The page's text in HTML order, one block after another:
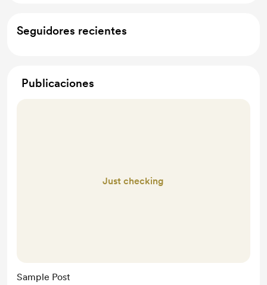
Seguidores recientes
Publicaciones
Just checking
Sample Post